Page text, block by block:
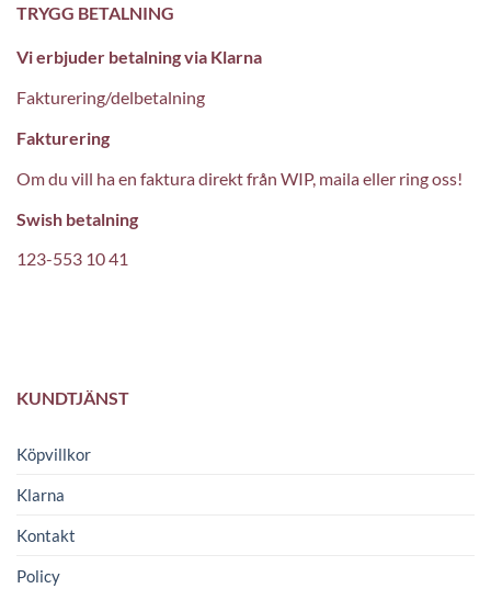
TRYGG BETALNING
Vi erbjuder betalning via Klarna
Fakturering/delbetalning
Fakturering
Om du vill ha en faktura direkt från WIP, maila eller ring oss!
Swish betalning
123-553 10 41
KUNDTJÄNST
Köpvillkor
Klarna
Kontakt
Policy